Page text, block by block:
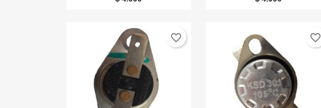
favorite_border favorite_border